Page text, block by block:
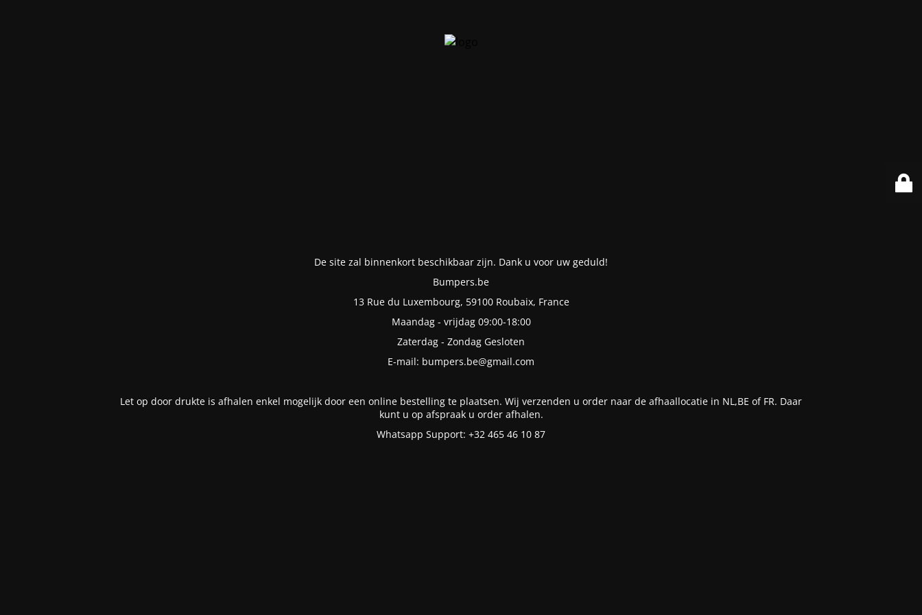
De site zal binnenkort beschikbaar zijn. Dank u voor uw geduld!
Bumpers.be
13 Rue du Luxembourg, 59100 Roubaix, France
Maandag - vrijdag 09:00-18:00
Zaterdag - Zondag Gesloten
E-mail: bumpers.be@gmail.com
Let op door drukte is afhalen enkel mogelijk door een online bestelling te plaatsen. Wij verzenden u order naar de afhaallocatie in NL,BE of FR. Daar
kunt u op afspraak u order afhalen.
Whatsapp Support: +32 465 46 10 87